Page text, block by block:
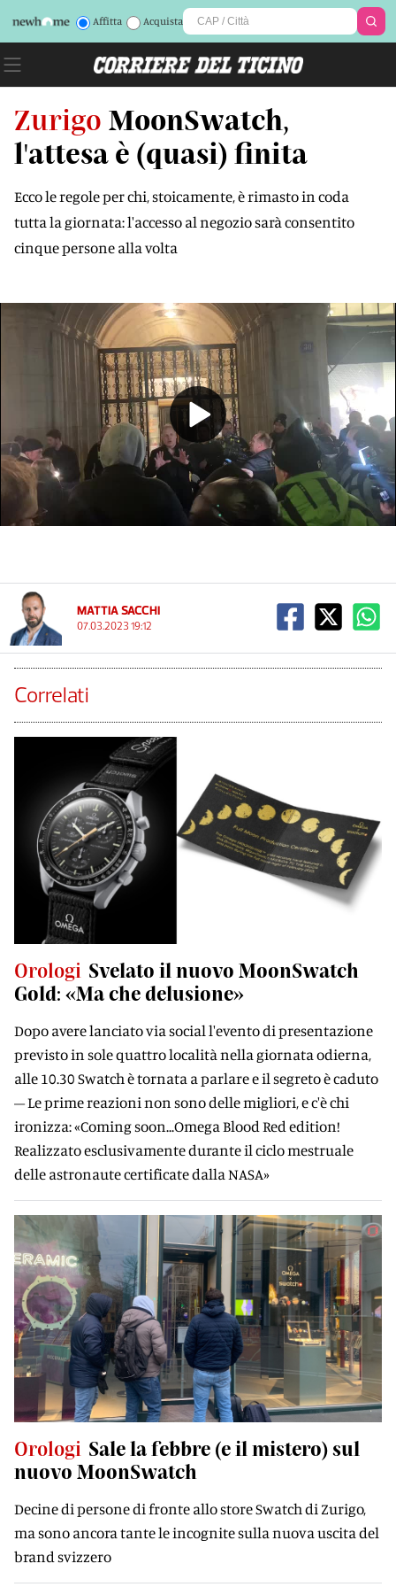
Affitta Acquista
Zurigo MoonSwatch,
l'attesa è (quasi) finita
Ecco le regole per chi, stoicamente, è rimasto in coda
tutta la giornata: l'accesso al negozio sarà consentito
cinque persone alla volta
Play
Video
MATTIA SACCHI
07.03.2023 19:12
Correlati
Orologi Svelato il nuovo MoonSwatch
Gold: «Ma che delusione»
Dopo avere lanciato via social l'evento di presentazione
previsto in sole quattro località nella giornata odierna,
alle 10.30 Swatch è tornata a parlare e il segreto è caduto
– Le prime reazioni non sono delle migliori, e c'è chi
ironizza: «Coming soon...Omega Blood Red edition!
Realizzato esclusivamente durante il ciclo mestruale
delle astronaute certificate dalla NASA»
Orologi Sale la febbre (e il mistero) sul
nuovo MoonSwatch
Decine di persone di fronte allo store Swatch di Zurigo,
ma sono ancora tante le incognite sulla nuova uscita del
brand svizzero